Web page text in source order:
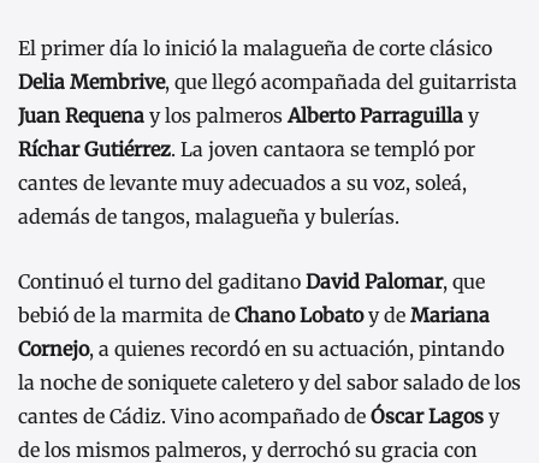
El primer día lo inició la malagueña de corte clásico
Delia Membrive, que llegó acompañada del guitarrista
Juan Requena y los palmerosAlberto Parraguilla y
Ríchar Gutiérrez. La joven cantaora se templó por
cantes de levante muy adecuados a su voz, soleá,
además de tangos, malagueña y bulerías.
Continuó el turno del gaditano David Palomar, que
bebió de la marmita de Chano Lobatoy de Mariana
Cornejo, a quienes recordó en su actuación, pintando
la noche de soniquete caletero y del sabor salado de los
cantes de Cádiz. Vino acompañado de Óscar Lagos y
de los mismos palmeros, y derrochó su gracia con